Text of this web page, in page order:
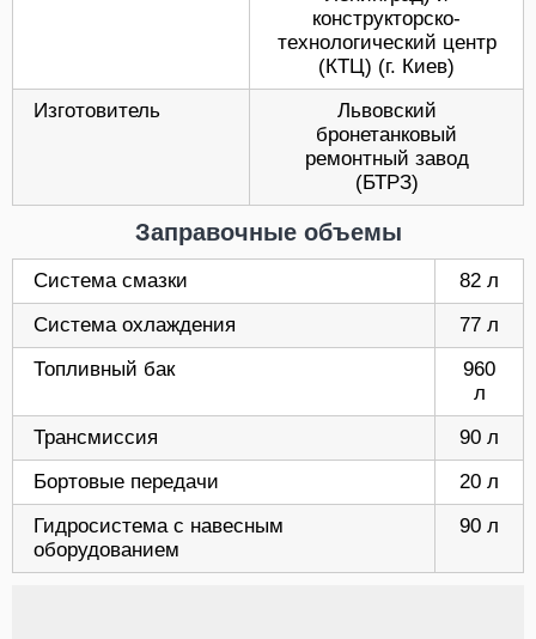
конструкторско-
технологический центр
(КТЦ) (г. Киев)
Изготовитель
Львовский
бронетанковый
ремонтный завод
(БТРЗ)
Заправочные объемы
Система смазки
82 л
Система охлаждения
77 л
Топливный бак
960
л
Трансмиссия
90 л
Бортовые передачи
20 л
Гидросистема с навесным
оборудованием
90 л